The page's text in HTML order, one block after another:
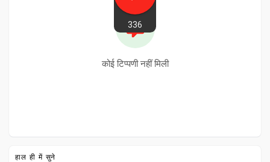
336
कोई टिप्पणी नहीं मिली
हाल ही में सुने